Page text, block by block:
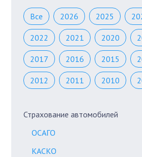
Все 2026 2025
2022 2021 2020
2017 2016 2015
2012 2011 2010
Страхование автомобилей
ОСАГО
КАСКО